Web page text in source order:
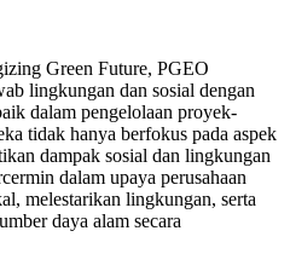
Green Future, PGEO
lingkungan dan sosial dengan
dalam pengelolaan proyek-
tidak hanya berfokus pada aspek
dampak sosial dan lingkungan
dalam upaya perusahaan
melestarikan lingkungan, serta
daya alam secara